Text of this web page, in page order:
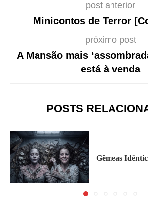
post anterior
Minicontos de Terror
próximo post
A Mansão mais
está à venda
POSTS
Gêmeas